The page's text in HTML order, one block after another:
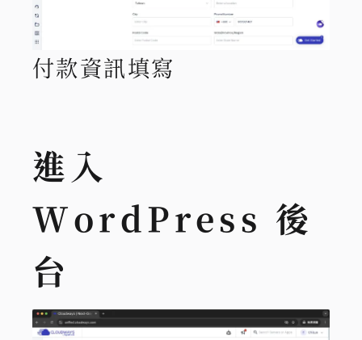
付款資訊填寫
進入
WordPress 後
台